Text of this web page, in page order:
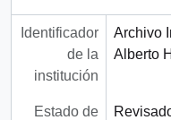
Identificador
de la
institución
Archivo
Alberto
Estado de